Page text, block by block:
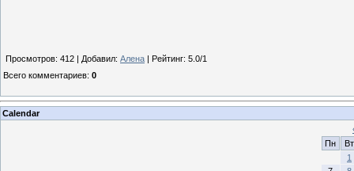
Просмотров: 412 | Добавил: Алена | Рейтинг: 5.0/1
Всего комментариев: 0
Calendar
Пн
Вт
1